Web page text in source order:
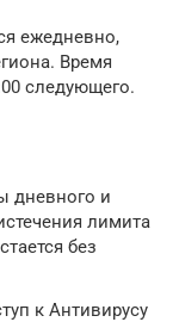
ежедневно,
Время
следующего.
дневного и
лимита
без
к Антивирусу